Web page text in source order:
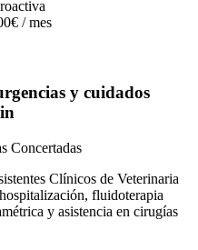
/ mes
y cuidados
Concertadas
Clínicos de Veterinaria
fluidoterapia
y asistencia en cirugías